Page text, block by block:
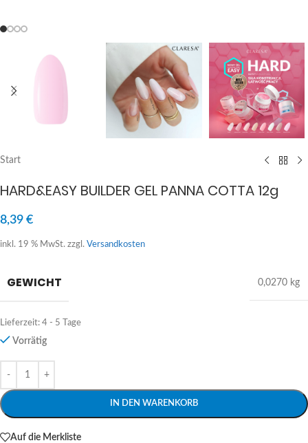
Start
HARD&EASY BUILDER GEL PANNA COTTA 12g
8,39 €
inkl. 19 % MwSt. zzgl. Versandkosten
GEWICHT 0,0270 kg
Lieferzeit: 4 - 5 Tage
Vorrätig
IN DEN WARENKORB
Alternative:
Auf die Merkliste